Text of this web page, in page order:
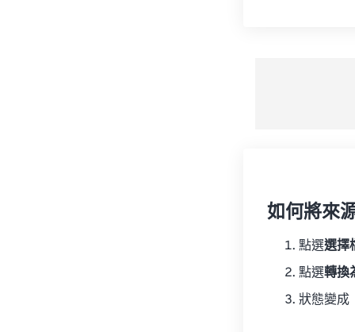
如何將來
點選選擇
點選轉換
狀態變成